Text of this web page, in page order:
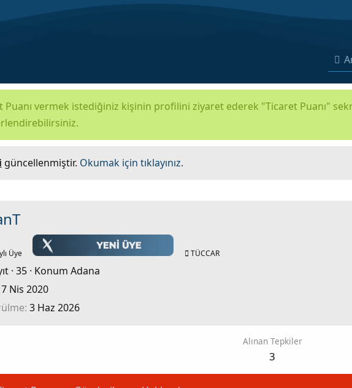
Puanı vermek istediğiniz kişinin profilini ziyaret ederek "Ticaret Puanı"
güncellenmiştir. Okumak için tıklayınız.
Üye TÜCCAR
· 35 · Konum Adana
7 Nis 2020
3 Haz 2026
Alınan Tepkiler
3